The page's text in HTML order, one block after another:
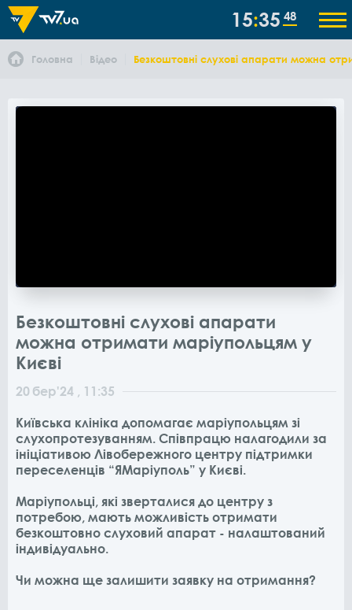
15 35 48
Головна Відео Безкоштовні слухові апарати можна
Безкоштовні слухові апарати
можна отримати маріупольцям у
Києві
20 бер'24 , 11:35
Київська клініка допомагає маріупольцям зі
слухопротезуванням. Співпрацю налагодили за
ініціативою Лівобережного центру підтримки
переселенців “ЯМаріуполь” у Києві.
Маріупольці, які зверталися до центру з
потребою, мають можливість отримати
безкоштовно слуховий апарат - налаштований
індивідуально.
Чи можна ще залишити заявку на отримання?